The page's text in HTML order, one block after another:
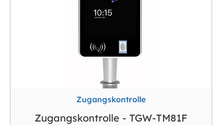
Zugangskontrolle
Zugangskontrolle - TGW-TM81F